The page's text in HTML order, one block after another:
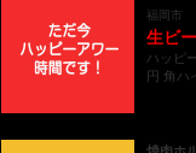
福岡市
生ビ
ハッピ
円 角ハ